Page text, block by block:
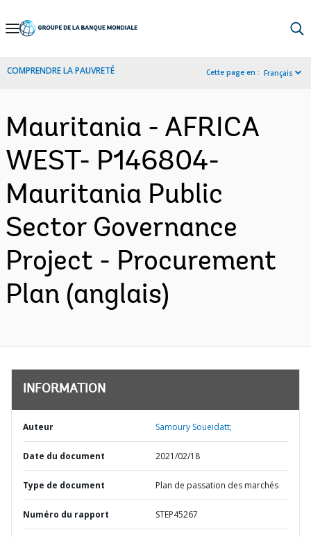
Skip
Navigation
COMPRENDRE LA PAUVRETÉ Cette page en : Français
Mauritania - AFRICA
WEST- P146804-
Mauritania Public
Sector Governance
Project - Procurement
Plan (anglais)
INFORMATION
Auteur Samoury Soueidatt;
Date du document 2021/02/18
Type de document Plan de passation des marchés
Numéro du rapport STEP45267